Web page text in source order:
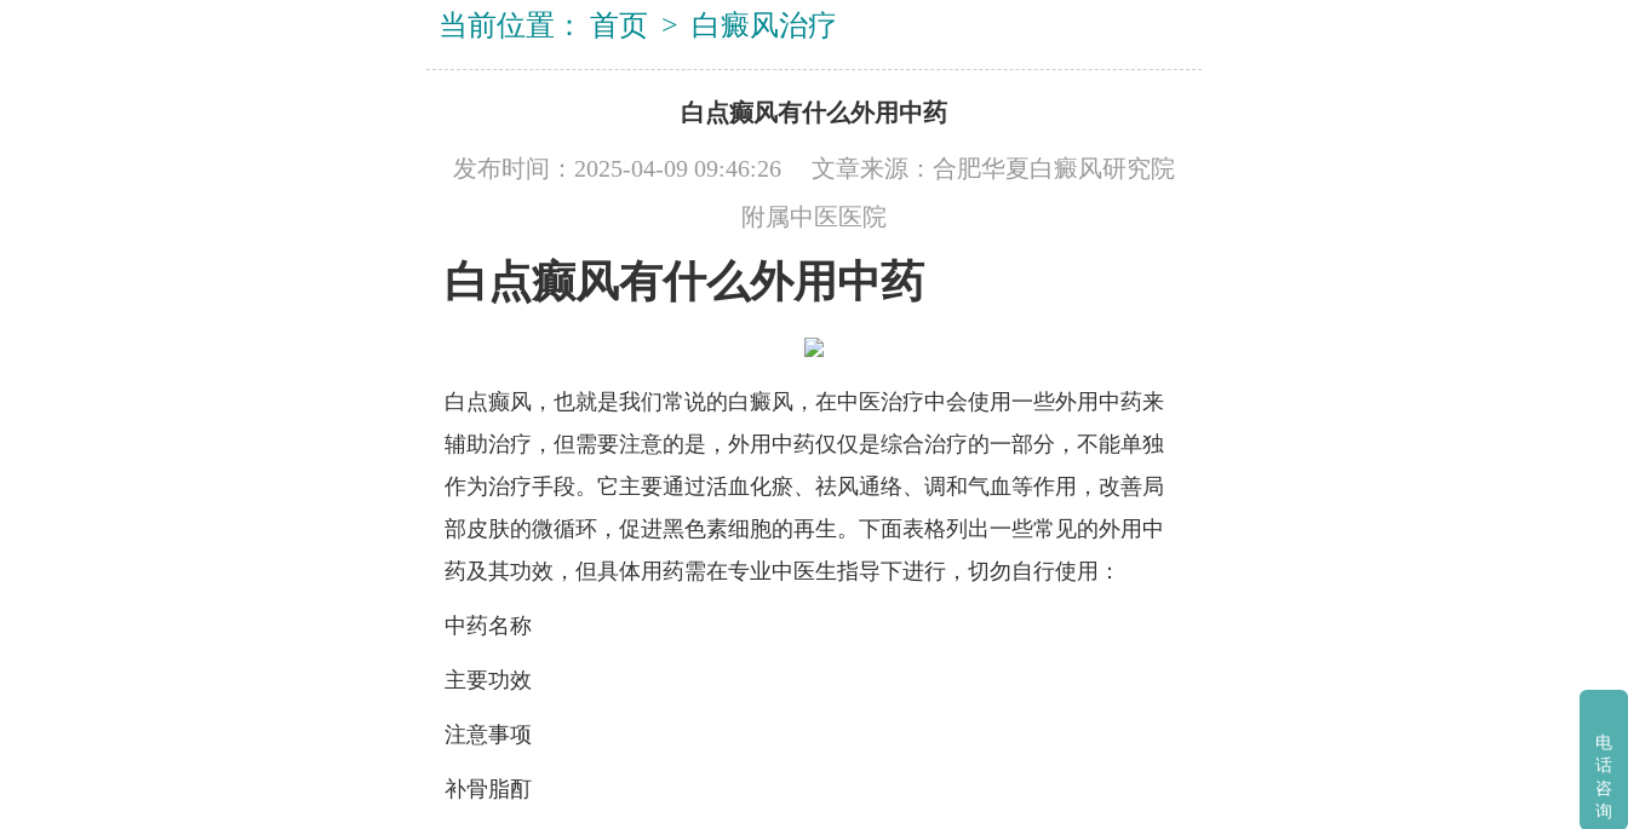
当前位置： 首页 > 白癜风治疗
白点癫风有什么外用中药
发布时间：2025-04-09 09:46:26 文章来源： 合肥华夏白癜风研究院
附属中医医院
白点癫风有什么外用中药
白点癫风，也就是我们常说的白癜风，在中医治疗中会使用一些外用中药来
辅助治疗，但需要注意的是，外用中药仅仅是综合治疗的一部分，不能单独
作为治疗手段。它主要通过活血化瘀、祛风通络、调和气血等作用，改善局
部皮肤的微循环，促进黑色素细胞的再生。下面表格列出一些常见的外用中
药及其功效，但具体用药需在专业中医生指导下进行，切勿自行使用：
中药名称
主要功效
注意事项
补骨脂酊
电
话
咨
询